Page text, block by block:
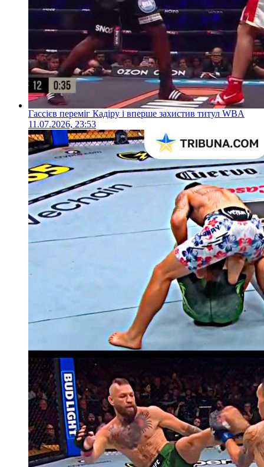
Гассієв переміг Кадіру і вперше захистив титул WBA
11.07.2026, 23:53